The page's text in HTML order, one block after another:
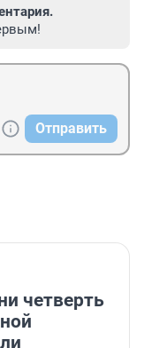
Отправить
четверть